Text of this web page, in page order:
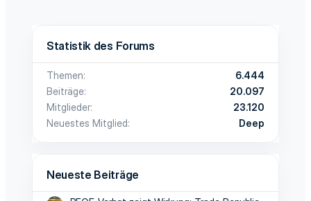
Statistik des Forums
Themen
6.444
Beiträge
20.097
Mitglieder
23.120
Neuestes Mitglied
Deep
Neueste Beiträge